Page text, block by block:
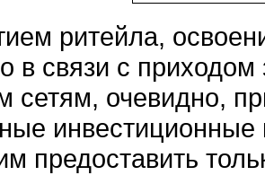
ритейла,
в связи с
сетям, очевидно,
предоставить